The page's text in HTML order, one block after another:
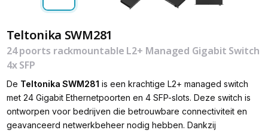
Teltonika SWM281
24 poorts rackmountable L2+ Managed Gigabit Switch
4x SFP
De Teltonika SWM281 is een krachtige L2+ managed switch
met 24 Gigabit Ethernetpoorten en 4 SFP-slots. Deze switch is
ontworpen voor bedrijven die betrouwbare connectiviteit en
geavanceerd netwerkbeheer nodig hebben. Dankzij